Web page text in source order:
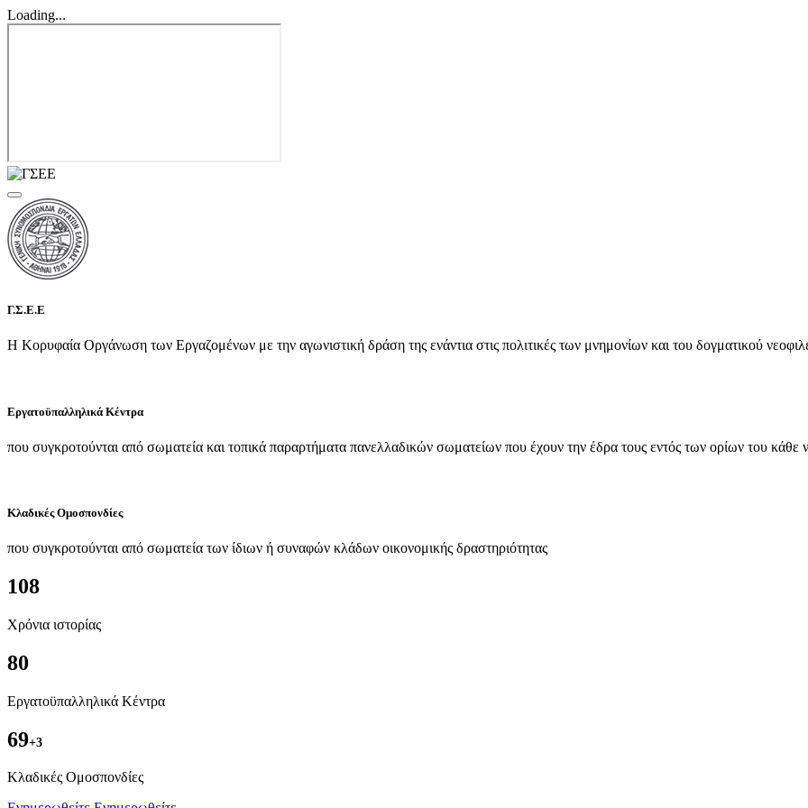
Loading...
Γ.Σ.Ε.Ε
Η Κορυφαία Οργάνωση των Εργαζομένων με την αγωνιστική δράση της ενάντια στις πολιτικές των μνημονίων και του δογματικού
Εργατοϋπαλληλικά Κέντρα
που συγκροτούνται από σωματεία και τοπικά παραρτήματα πανελλαδικών σωματείων που έχουν την έδρα τους εντός των ορίων του κάθε
Κλαδικές Ομοσπονδίες
που συγκροτούνται από σωματεία των ίδιων ή συναφών κλάδων οικονομικής δραστηριότητας
108
Χρόνια ιστορίας
80
Εργατοϋπαλληλικά Κέντρα
69+3
Kλαδικές Ομοσπονδίες